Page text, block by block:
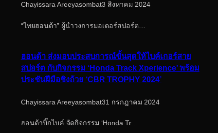
Chayissara Areeyasombat3 สิงหาคม 2024
“ไทยฮอนด้า” ผู้นำวงการมอเตอร์สปอร์ต…
ฮอนด้า ส่งมอบประสบการณ์ขั้นสุดให้ไบค์เกอร์สาย
สปอร์ต กับกิจกรรม ‘Honda Track Xperience’ พร้อม
ประชันฝีมือชิงถ้วย ‘CBR TROPHY 2024’
Chayissara Areeyasombat31 กรกฎาคม 2024
ฮอนด้าบิ๊กไบค์ จัดกิจกรรม ‘Honda Tr…